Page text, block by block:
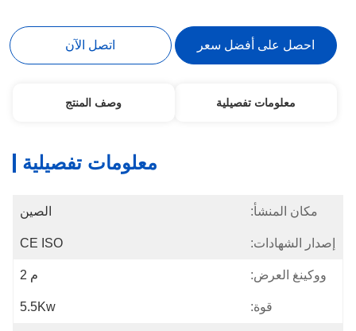
احصل على أفضل سعر اتصل الآن
معلومات تفصيلية وصف المنتج
معلومات تفصيلية
مكان المنشأ: الصين
إصدار الشهادات: CE ISO
ووكينغ العرض: م 2
قوة: 5.5Kw